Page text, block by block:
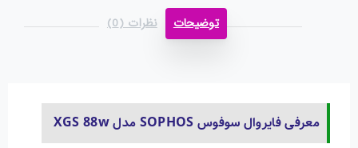
توضیحات نظرات (0)
معرفی فایروال سوفوس SOPHOS مدل XGS 88w